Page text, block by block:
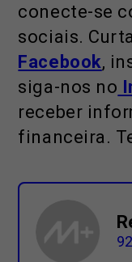
conecte-se
sociais.
Facebook,
siga-nos no
receber
financeira.